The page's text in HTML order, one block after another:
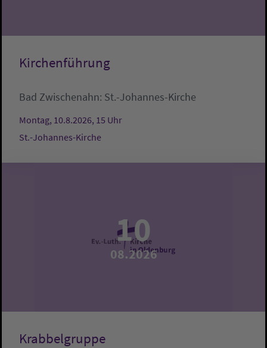
Kirchenführung
Bad Zwischenahn: St.-Johannes-Kirche
Montag, 10.8.2026, 15 Uhr
St.-Johannes-Kirche
10
08.2026
Krabbelgruppe